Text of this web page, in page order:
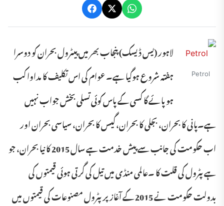
Petrol
لاہور (یس ڈیسک) پنجاب بھر میں پیٹرول بحران کو دوسرا
ہفتہ شروع ہوگیا ہے۔ عوام کی اس تکلیف کا مداوا کب
ہو پائے گا کسی کے پاس کوئی تسلی بخش جواب نہیں
ہے۔پانی کا بحران، بجلی کا بحران،گیس کا بحران، سیاسی بحران اور
اب حکومت کی جانب سے پیش خدمت ہے سال 2015 کا نیا بحران، جو
ہے پٹرول کی قلت کا ۔عالمی منڈی میں تیل کی گرتی ہوئی قیمتوں کی
بدولت حکومت نے 2015 کے آغاز پر پٹرول مصنوعات کی قیمتوں میں